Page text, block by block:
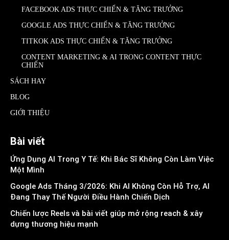
FACEBOOK ADS THỰC CHIẾN & TĂNG TRƯỞNG
GOOGLE ADS THỰC CHIẾN & TĂNG TRƯỞNG
TITKOK ADS THỰC CHIẾN & TĂNG TRƯỞNG
CONTENT MARKETING & AI TRONG CONTENT THỰC
CHIẾN
SÁCH HAY
BLOG
GIỚI THIỆU
Bài viết
Ứng Dụng AI Trong Y Tế: Khi Bác Sĩ Không Còn Làm Việc
Một Mình
Google Ads Tháng 3/2026: Khi AI Không Còn Hỗ Trợ, AI
Đang Thay Thế Người Điều Hành Chiến Dịch
Chiến lược Reels và bài viết giúp mở rộng reach & xây
dựng thương hiệu mạnh